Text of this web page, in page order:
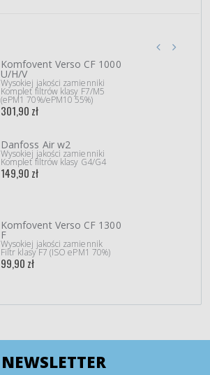
Komfovent Verso CF 1000
U/H/V
Wysokiej jakości zamienniki
Komplet filtrów klasy F7/M5
(ePM1 70%/ePM10 55%)
301,90 zł
Danfoss Air w2
Wysokiej jakości zamienniki
Komplet filtrów klasy G4/G4
149,90 zł
Komfovent Verso CF 1300
F
Wysokiej jakości zamiennik
Filtr klasy F7 (ISO ePM1 70%)
99,90 zł
NEWSLETTER